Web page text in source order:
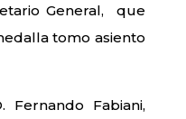
General, que
tomo asiento
Fernando Fabiani,